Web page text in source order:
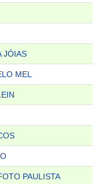
JÓIAS
MEL
PAULISTA